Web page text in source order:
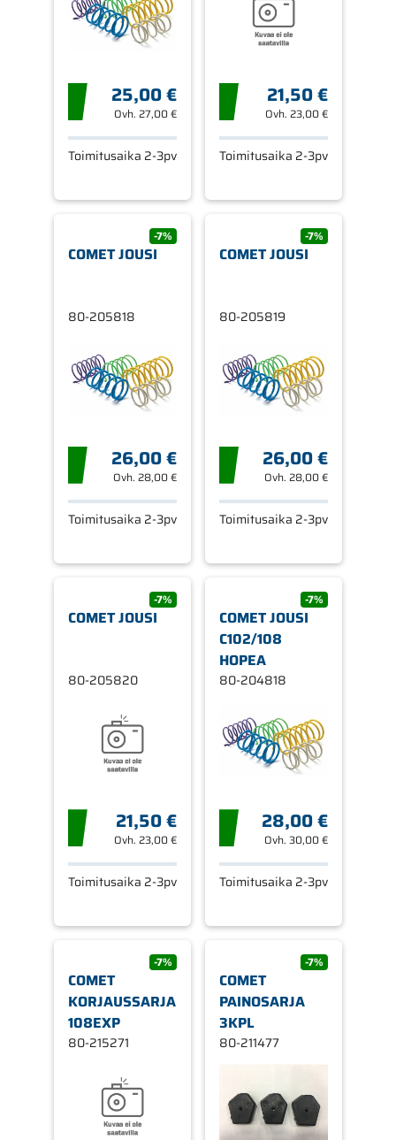
25,00 €
Ovh. 27,00 €
Toimitusaika 2-3pv
21,50 €
Ovh.23,00 €
Toimitusaika 2-3pv
-7%
COMET JOUSI
80-205818
26,00 €
Ovh. 28,00 €
Toimitusaika 2-3pv
-7%
COMET JOUSI
80-205819
26,00 €
Ovh.28,00 €
Toimitusaika 2-3pv
-7%
COMET JOUSI
80-205820
21,50 €
Ovh. 23,00 €
Toimitusaika 2-3pv
-7%
COMET JOUSI
C102/108
HOPEA
80-204818
28,00 €
Ovh.30,00 €
Toimitusaika 2-3pv
-7%
COMET
KORJAUSSARJA
108EXP
80-215271
-7%
COMET
PAINOSARJA
3KPL
80-211477